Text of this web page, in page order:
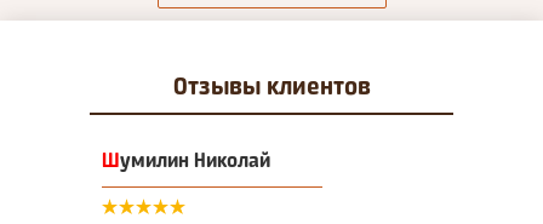
Отзывы клиентов
Шумилин Николай